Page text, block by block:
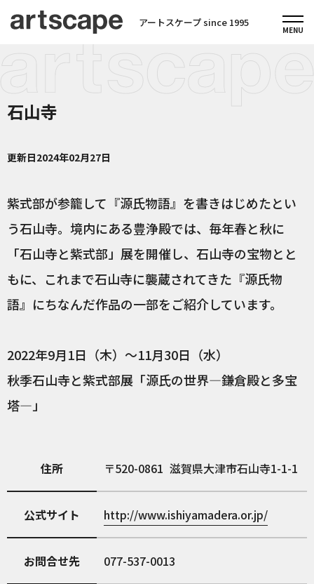
アートスケープ since 1995
石山寺
更新日2024年02月27日
紫式部が参籠して『源氏物語』を書きはじめたとい
う石山寺。境内にある豊浄殿では、毎年春と秋に
「石山寺と紫式部」展を開催し、石山寺の宝物とと
もに、これまで石山寺に襲蔵されてきた『源氏物
語』にちなんだ作品の一部をご紹介しています。
2022年9月1日（木）〜11月30日（水）
秋季石山寺と紫式部展「源氏の世界―鎌倉殿と多宝
塔―」
住所 520-0861 滋賀県大津市石山寺1-1-1
公式サイト http://www.ishiyamadera.or.jp/
お問合せ先 077-537-0013